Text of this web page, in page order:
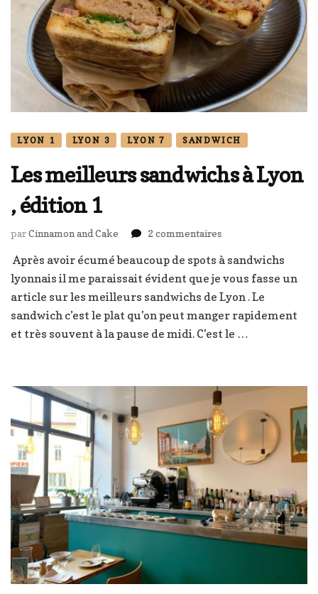
LYON 1 LYON 3 LYON 7 SANDWICH
Les meilleurs sandwichs à Lyon
, édition 1
parCinnamon and Cake 2 commentairessur
meilleurs
sandwichs
à
Lyon
,
édition
Après avoir écumé beaucoup de spots à sandwichs
lyonnais il me paraissait évident que je vous fasse un
article sur les meilleurs sandwichs de Lyon . Le
sandwich c’est le plat qu’on peut manger rapidement
et très souvent à la pause de midi. C’est le …